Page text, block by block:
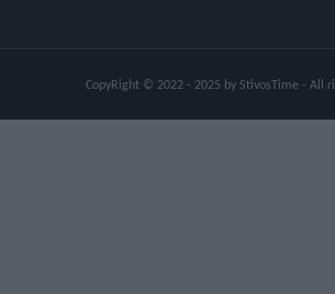
CopyRight © 2022 - 2025 by StivosTime - All